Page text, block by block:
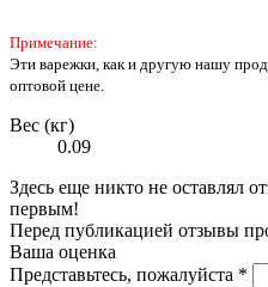
Примечание:
Эти варежки, как и другую нашу
оптовой цене.
Вес (кг)
0.09
Здесь еще никто не оставлял
первым!
Перед публикацией отзывы
Ваша оценка
Представьтесь, пожалуйста *